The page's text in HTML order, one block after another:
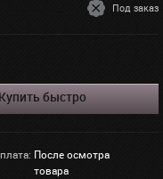
Под заказ
Купить быстро
После осмотра
товара